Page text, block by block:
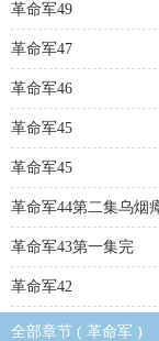
革命军49
革命军47
革命军46
革命军45
革命军45
革命军44第二集乌烟
革命军43第一集完
革命军42
全部章节 ( 革命军 )